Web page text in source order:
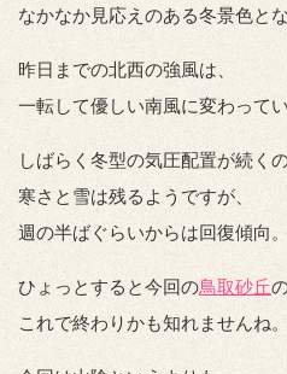
なかなか見応えのある冬景色と
昨日までの北西の強風は、
一転して優しい南風に変わってい
しばらく冬型の気圧配置が続く
寒さと雪は残るようですが、
週の半ばぐらいからは回復傾向。
ひょっとすると今回の鳥取砂丘
これで終わりかも知れませんね。